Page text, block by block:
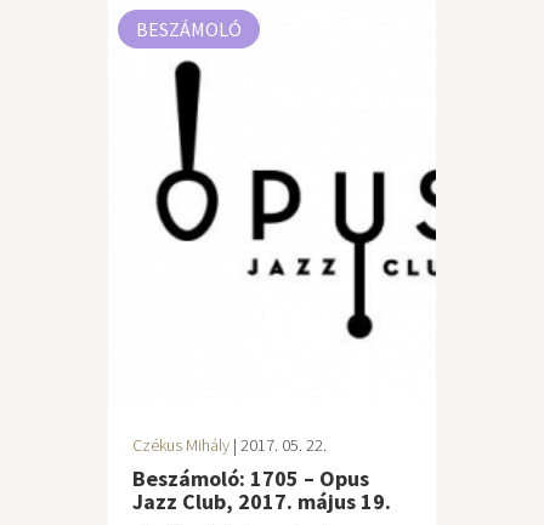
BESZÁMOLÓ
Czékus Mihály | 2017. 05. 22.
Beszámoló: 1705 – Opus
Jazz Club, 2017. május 19.